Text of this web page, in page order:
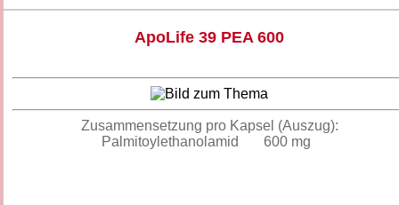
ApoLife 39 PEA 600
Zusammensetzung pro Kapsel (Auszug):
Palmitoylethanolamid 600 mg